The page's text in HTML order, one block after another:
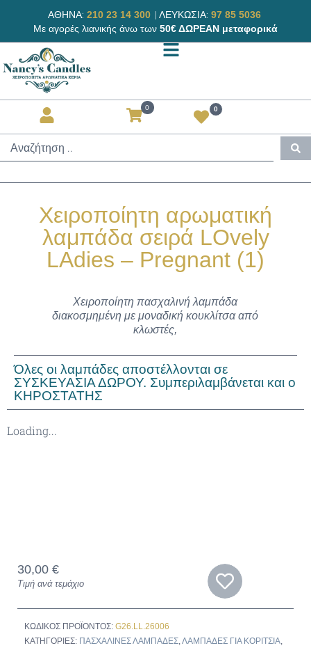
ΑΘΗΝΑ: 210 23 14 300 | ΛΕΥΚΩΣΙΑ: 97 85 5036
Με αγορές λιανικής άνω των 50€ ΔΩΡΕΑΝ μεταφορικά
0 0
Χειροποίητη αρωματική
λαμπάδα σειρά LOvely
LAdies – Pregnant (1)
Χειροποίητη πασχαλινή λαμπάδα
διακοσμημένη με μοναδική κουκλίτσα από
κλωστές,
Όλες οι λαμπάδες αποστέλλονται σε
ΣΥΣΚΕΥΑΣΙΑ ΔΩΡΟΥ. Συμπεριλαμβάνεται και ο
ΚΗΡΟΣΤΑΤΗΣ
Loading...
30,00 €
Τιμή ανά τεμάχιο
ΚΩΔΙΚΌΣ ΠΡΟΪΌΝΤΟΣ: G26.LL.26006
ΚΑΤΗΓΟΡΊΕΣ: ΠΑΣΧΑΛΙΝΈΣ ΛΑΜΠΆΔΕΣ,ΛΑΜΠΆΔΕΣ ΓΙΑ ΚΟΡΙΤΣΙΑ,